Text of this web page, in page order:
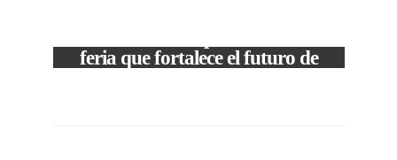
feria que fortalece el futuro de